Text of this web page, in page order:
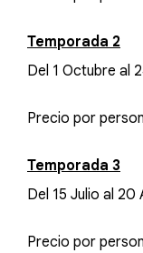
Temporada 2
Del 1 Octubre al
Precio por
Temporada 3
Del 15 Julio al 20
Precio por